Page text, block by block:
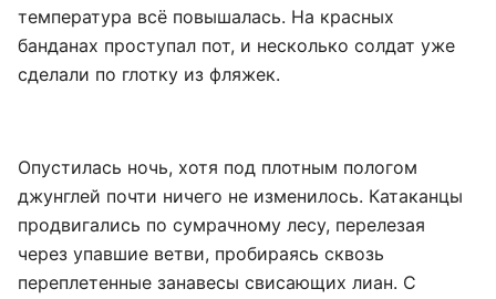
температура всё повышалась. На красных
банданах проступал пот, и несколько солдат уже
сделали по глотку из фляжек.
Опустилась ночь, хотя под плотным пологом
джунглей почти ничего не изменилось. Катаканцы
продвигались по сумрачному лесу, перелезая
через упавшие ветви, пробираясь сквозь
переплетенные занавесы свисающих лиан. С